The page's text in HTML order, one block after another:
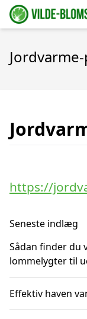
https://
Seneste indlæg
Sådan finder du
lommelygter til
Effektiv haven